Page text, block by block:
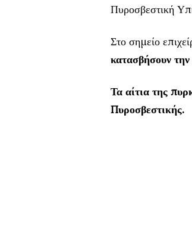
Πυροσβεστική
Στο σημείο
κατασβήσουν
Τα αίτια της
Πυροσβεστικής.